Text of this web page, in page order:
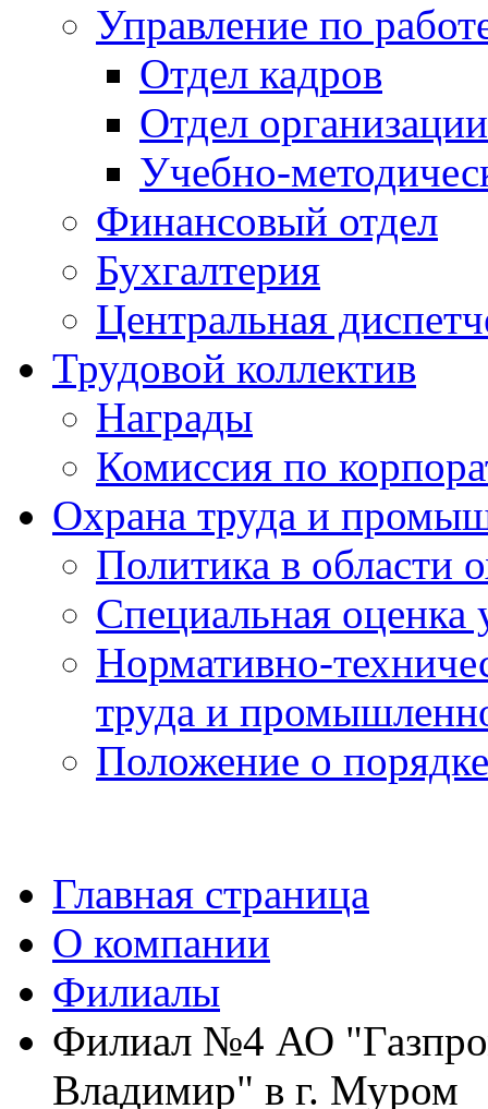
Управление по
Отдел кадров
Отдел
Учебно-
Финансовый отдел
Бухгалтерия
Центральная
Трудовой коллектив
Награды
Комиссия по
Охрана труда и
Политика в области
Специальная оценка
Нормативно-
труда и
Положение о
Главная страница
О компании
Филиалы
Филиал №4 АО
Владимир" в г. Муром